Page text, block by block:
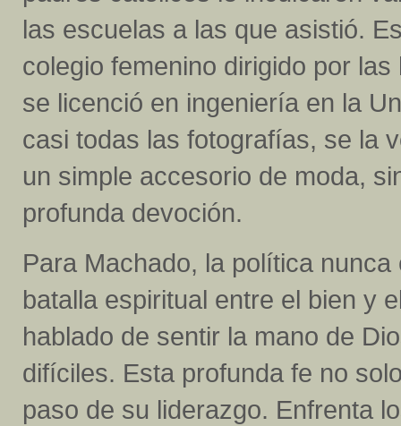
las escuelas a las que asistió.
colegio femenino dirigido por
se licenció en ingeniería en la
casi todas las fotografías, se la
un simple accesorio de moda,
profunda devoción.
Para Machado, la política
batalla espiritual entre el bien y
hablado de sentir la mano de
difíciles. Esta profunda fe no
paso de su liderazgo. Enfrenta